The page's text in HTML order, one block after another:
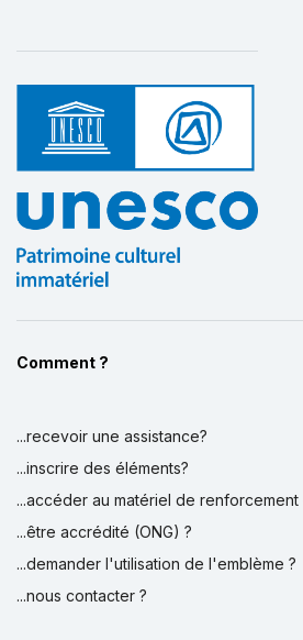
Comment ?
...recevoir une assistance?
...inscrire des éléments?
...accéder au matériel de
...être accrédité (ONG) ?
...demander l'utilisation de l'emblème ?
...nous contacter ?